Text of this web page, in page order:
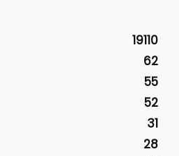
19110
62
55
52
31
28